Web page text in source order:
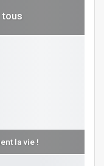
la vie !